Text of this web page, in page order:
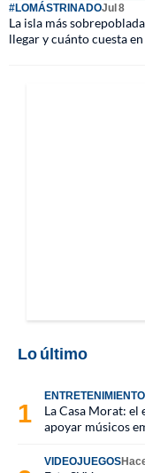
#LOMÁSTRINADOJul 8
La isla más
llegar y cuánto cuesta
Lo último
ENTRETENIMIENTO
La Casa Morat: el
apoyar músicos
VIDEOJUEGOS